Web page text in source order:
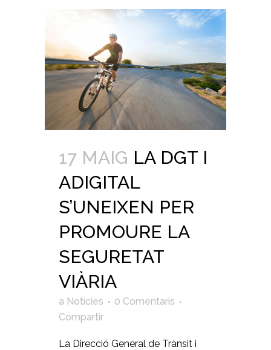
17 MAIG LA DGT I
ADIGITAL
S’UNEIXEN PER
PROMOURE LA
SEGURETAT
VIÀRIA
a Notícies
0 Comentaris
Compartir
La Direcció General de Trànsit i